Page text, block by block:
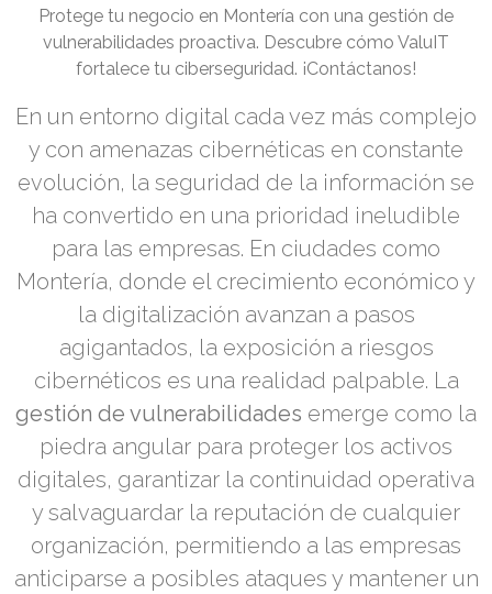
Protege tu negocio en Montería con una gestión de
vulnerabilidades proactiva. Descubre cómo ValuIT
fortalece tu ciberseguridad. ¡Contáctanos!
En un entorno digital cada vez más complejo
y con amenazas cibernéticas en constante
evolución, la seguridad de la información se
ha convertido en una prioridad ineludible
para las empresas. En ciudades como
Montería, donde el crecimiento económico y
la digitalización avanzan a pasos
agigantados, la exposición a riesgos
cibernéticos es una realidad palpable. La
gestión de vulnerabilidades emerge como la
piedra angular para proteger los activos
digitales, garantizar la continuidad operativa
y salvaguardar la reputación de cualquier
organización, permitiendo a las empresas
anticiparse a posibles ataques y mantener un